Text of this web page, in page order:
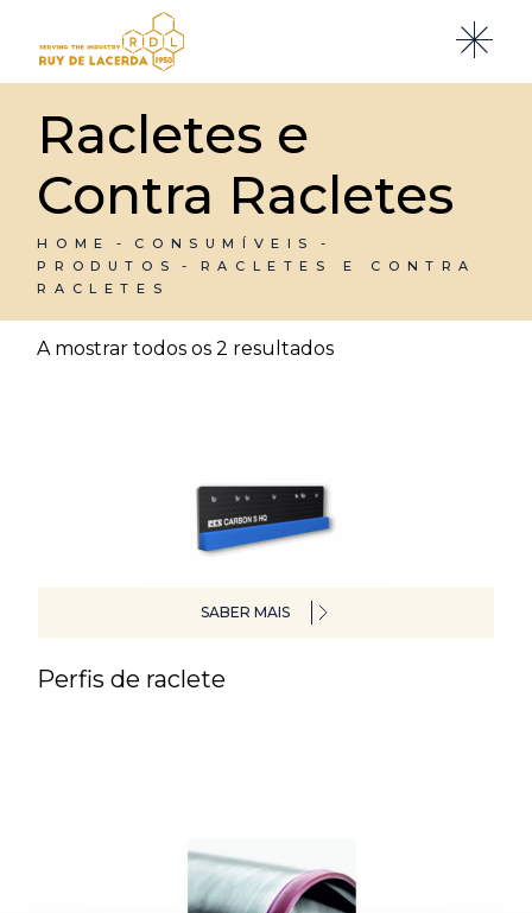
content
Racletes e
Contra Racletes
HOME
CONSUMÍVEIS
PRODUTOS
RACLETES E CONTRA
RACLETES
A mostrar todos os 2 resultados
SABER MAIS
Perfis de raclete